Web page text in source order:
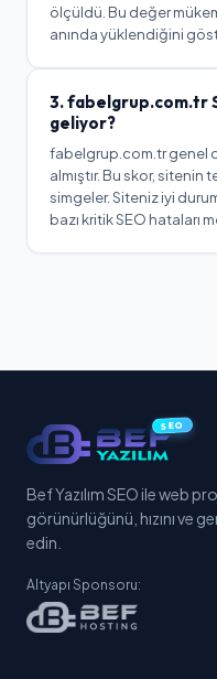
ölçüldü. Bu değer
anında yüklendiğini
3.fabelgrup.com.tr
geliyor?
fabelgrup.com.trgenel
almıştır. Bu skor, sitenin
simgeler.Siteniz iyi
bazı kritik SEO hataları
SEO
Bef Yazılım SEO ile web
görünürlüğünü, hızını ve
edin.
Altyapı Sponsoru: